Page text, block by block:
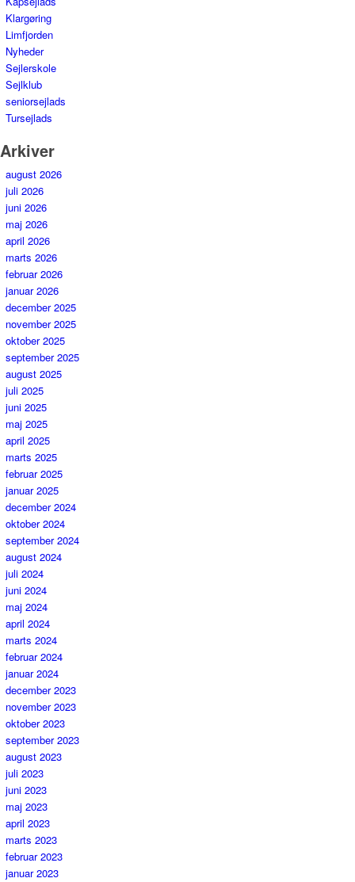
Klargøring
Limfjorden
Nyheder
Sejlerskole
Sejlklub
seniorsejlads
Tursejlads
Arkiver
august 2026
juli 2026
juni 2026
maj 2026
april 2026
marts 2026
februar 2026
januar 2026
december 2025
november 2025
oktober 2025
september 2025
august 2025
juli 2025
juni 2025
maj 2025
april 2025
marts 2025
februar 2025
januar 2025
december 2024
oktober 2024
september 2024
august 2024
juli 2024
juni 2024
maj 2024
april 2024
marts 2024
februar 2024
januar 2024
december 2023
november 2023
oktober 2023
september 2023
august 2023
juli 2023
juni 2023
maj 2023
april 2023
marts 2023
februar 2023
januar 2023